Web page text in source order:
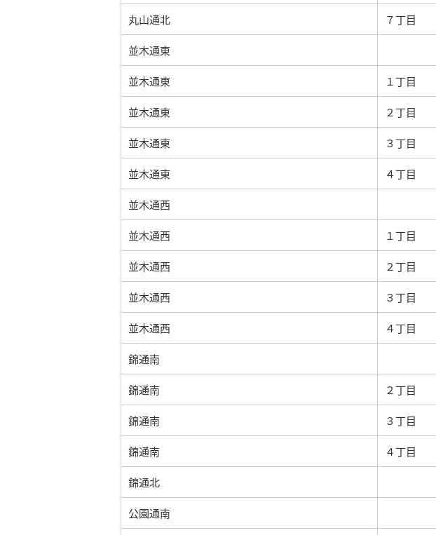
丸山通北 ７丁目
並木通東
並木通東 １丁目
並木通東 ２丁目
並木通東 ３丁目
並木通東 ４丁目
並木通西
並木通西 １丁目
並木通西 ２丁目
並木通西 ３丁目
並木通西 ４丁目
錦通南
錦通南 ２丁目
錦通南 ３丁目
錦通南 ４丁目
錦通北
公園通南